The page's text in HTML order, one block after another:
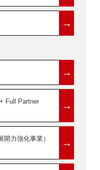
→
→
Full Partner
→
力強化事業） →